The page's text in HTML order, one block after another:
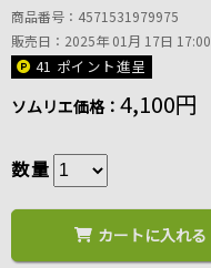
商品番号：4571531979975
販売日：2025年 01月 17日 17:00
41 ポイント進呈
ソムリエ価格： 4,100円
数量
カートに入れる